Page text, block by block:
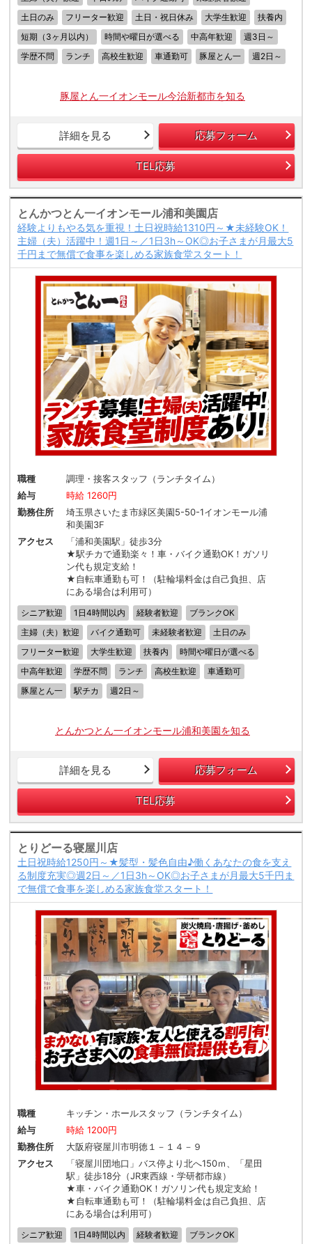
土日のみ
フリーター歓迎 土日・祝日休み 大学生歓迎
扶養内
短期（3ヶ月以内）
時間や曜日が選べる 中高年歓迎
週3日～
学歴不問
ランチ 高校生歓迎 車通勤可 豚屋とん一 週2日～
豚屋とん一イオンモール今治新都市を知る
詳細を見る 応募フォーム
TEL応募
とんかつとん一イオンモール浦和美園店
経験よりもやる気を重視！土日祝時給1310円～★未経験OK！
主婦（夫）活躍中！週1日～／1日3h～OK◎お子さまが月最大5
千円まで無償で食事を楽しめる家族食堂スタート！
職種
調理・接客スタッフ（ランチタイム）
給与
時給 1260円
勤務住所
埼玉県さいたま市緑区美園5-50-1イオンモール浦
和美園3F
アクセス
「浦和美園駅」徒歩3分
★駅チカで通勤楽々！車・バイク通勤OK！ガソリ
ン代も規定支給！
★自転車通勤も可！（駐輪場料金は自己負担、店
にある場合は利用可）
シニア歓迎 1日4時間以内 経験者歓迎
ブランクOK
主婦（夫）歓迎
バイク通勤可 未経験者歓迎
土日のみ
フリーター歓迎
大学生歓迎 扶養内
時間や曜日が選べる
中高年歓迎
学歴不問 ランチ 高校生歓迎
車通勤可
豚屋とん一
駅チカ 週2日～
とんかつとん一イオンモール浦和美園を知る
詳細を見る 応募フォーム
TEL応募
とりどーる寝屋川店
土日祝時給1250円～★髪型・髪色自由♪働くあなたの食を支え
る制度充実◎週2日～／1日3h～OK◎お子さまが月最大5千円ま
で無償で食事を楽しめる家族食堂スタート！
職種
キッチン・ホールスタッフ（ランチタイム）
給与
時給 1200円
勤務住所
大阪府寝屋川市明徳１－１４－９
アクセス
「寝屋川団地口」バス停より北へ150ｍ、「星田
駅」徒歩18分（JR東西線・学研都市線）
★車・バイク通勤OK！ガソリン代も規定支給！
★自転車通勤も可！（駐輪場料金は自己負担、店
にある場合は利用可）
シニア歓迎 1日4時間以内 経験者歓迎
ブランクOK